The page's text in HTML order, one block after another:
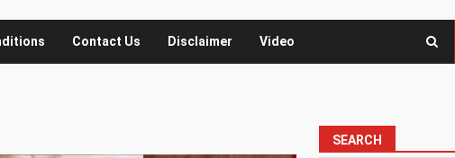
Contact Us Disclaimer Video
SEARCH